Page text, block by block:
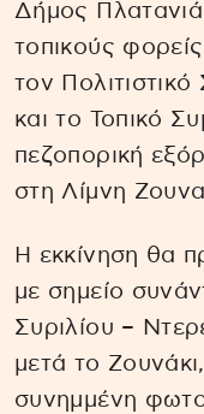
Δήμος
τοπικούς
τον
και το Τοπικό
πεζοπορική
στη Λίμνη
Η εκκίνηση θα
με σημείο
Συριλίου –
μετά το
συνημμένη